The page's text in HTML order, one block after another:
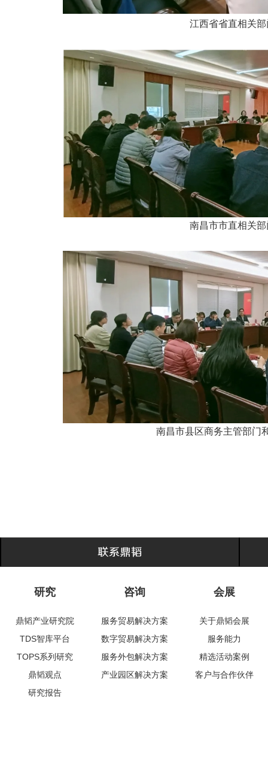
江西省省直相关
南昌市市直相关
南昌市县区商务主管部门
研究
鼎韬产业研究院
TDS智库平台
TOPS系列研究
鼎韬观点
研究报告
咨询
服务贸易解决方案
数字贸易解决方案
服务外包解决方案
产业园区解决方案
会展
关于鼎韬会展
服务能力
精选活动案例
客户与合作伙伴